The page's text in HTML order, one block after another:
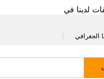
لدينا في
الجغرافي